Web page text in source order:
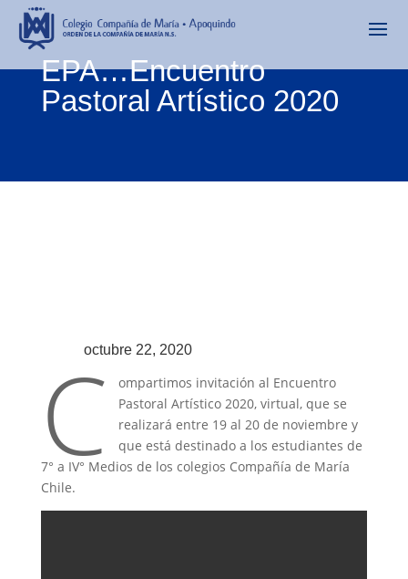
EPA…Encuentro
Pastoral Artístico 2020
octubre 22, 2020
C
ompartimos invitación al Encuentro
Pastoral Artístico 2020, virtual, que se
realizará entre 19 al 20 de noviembre y
que está destinado a los estudiantes de
7° a IV° Medios de los colegios Compañía de María
Chile.